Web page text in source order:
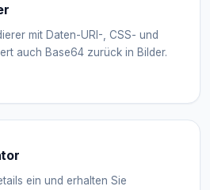
mit Daten-URI-, CSS- und
auch Base64 zurück in Bilder.
ein und erhalten Sie